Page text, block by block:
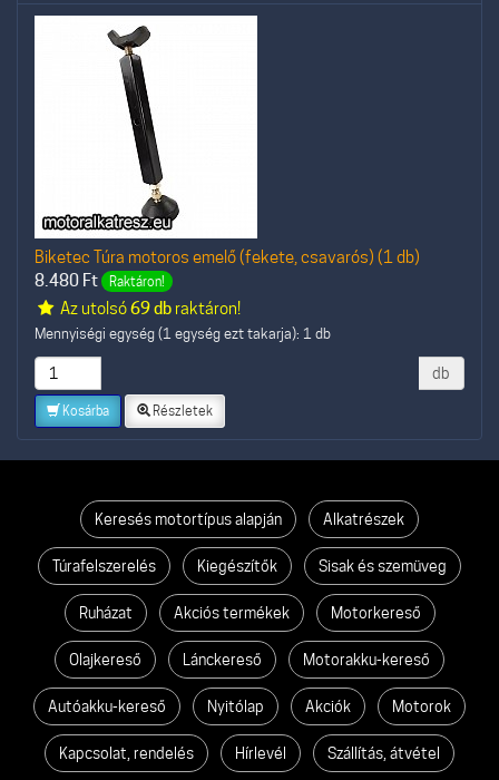
Biketec Túra motoros emelő (fekete, csavarós) (1 db)
8.480 Ft Raktáron!
Az utolsó69 dbraktáron!
Mennyiségi egység (1 egység ezt takarja): 1 db
db
Kosárba Részletek
Keresés motortípus alapján Alkatrészek
Túrafelszerelés Kiegészítők Sisak és szemüveg
Ruházat Akciós termékek Motorkereső
Olajkereső Lánckereső Motorakku-kereső
Autóakku-kereső Nyitólap Akciók Motorok
Kapcsolat, rendelés Hírlevél Szállítás, átvétel